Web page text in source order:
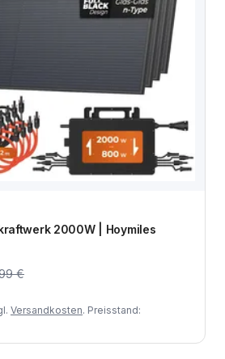
2000W | Hoymiles
€
Versandkosten. Preisstand: